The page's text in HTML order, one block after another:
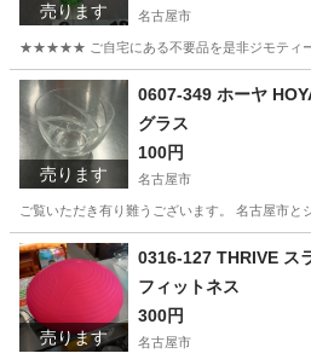
売ります 名古屋市
★★★★★ ご自宅にある不要品を是非ジモティー
愛知 名古屋市 現地
売ります
0607-349 ホーヤ
グラス
100円
名古屋市
ご覧いただき有り難うございます。 名古屋市
愛知 名古屋市
売ります
0316-127 THRIVE ス
フィットネス
300円
名古屋市